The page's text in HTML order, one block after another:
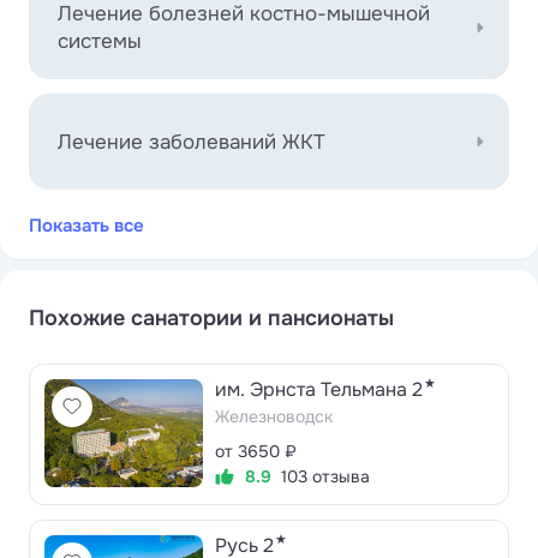
Лечение болезней костно-мышечной
системы
Лечение заболеваний ЖКТ
Показать все
Похожие санатории и пансионаты
им. Эрнста Тельмана 2★
Железноводск
от 3650 ₽
8.9 103 отзыва
Русь 2★